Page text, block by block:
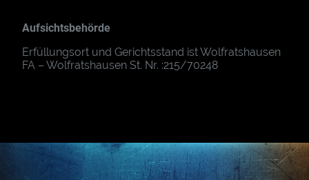
Aufsichtsbehörde
Erfüllungsort und Gerichtsstand ist Wolfratshausen
FA – Wolfratshausen St. Nr. :215/70248